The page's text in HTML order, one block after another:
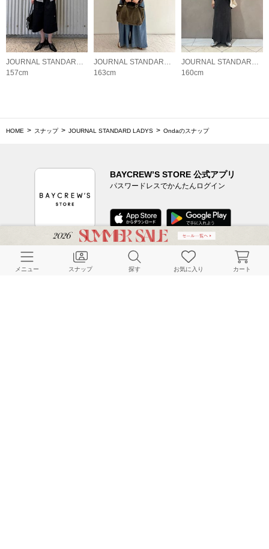
JOURNAL STANDARD LADYS
157cm
JOURNAL STANDARD LADYS
163cm
JOURNAL STANDARD LADYS
160cm
HOME スナップ JOURNAL STANDARD LADYS Ondaのスナップ
BAYCREW’S STORE 公式アプリ
パスワードレスでかんたんログイン
CUSTOMER SERVICE
メニュー スナップ 探す お気に入り カート